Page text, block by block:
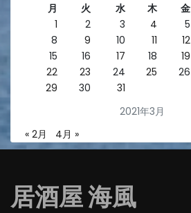
2021年3月
月 火 水 木 金
1
2 3 4 5
8
9 10 11 12
15
16 17 18 19
22
23 24 25 26
29
30 31
« 2月 4月 »
居酒屋 海風